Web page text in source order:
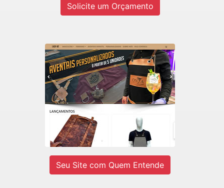
Solicite um Orçamento
LADY-IV
E-commerce de Aventais Profissionais
Ver site
Seu Site com Quem Entende